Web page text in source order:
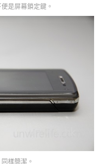
是屏幕鎖定鍵。
樣簡潔。